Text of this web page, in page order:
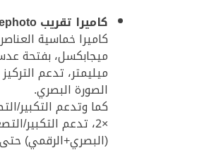
كاميرا تقريب telephoto
ميليمتر، تدعم
الصورة البصري.
كما وتدعم التكبير/
(البصري+الرقمي) حتى